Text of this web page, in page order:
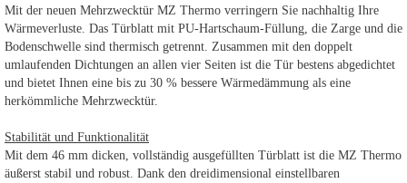
Mit der neuen Mehrzwecktür MZ Thermo verringern Sie nachhaltig Ihre
Wärmeverluste. Das Türblatt mit PU-Hartschaum-Füllung, die Zarge und die
Bodenschwelle sind thermisch getrennt. Zusammen mit den doppelt
umlaufenden Dichtungen an allen vier Seiten ist die Tür bestens abgedichtet
und bietet Ihnen eine bis zu 30 % bessere Wärmedämmung als eine
herkömmliche Mehrzwecktür.
Stabilität und Funktionalität
Mit dem 46 mm dicken, vollständig ausgefüllten Türblatt ist die MZ Thermo
äußerst stabil und robust. Dank den dreidimensional einstellbaren